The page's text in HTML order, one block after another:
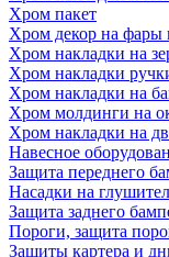
Хром пакет
Хром декор на фары
Хром накладки на
Хром накладки
Хром накладки на
Хром молдинги на
Хром накладки на
Навесное
Защита переднего
Насадки на
Защита заднего
Пороги, защита
Защиты картера и